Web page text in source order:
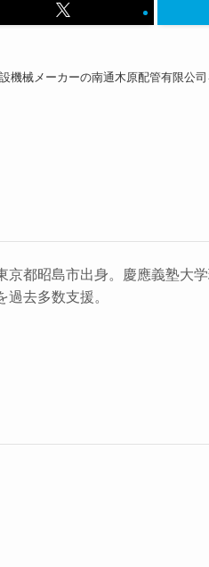
機械メーカーの南通木原配管有限公
京都昭島市出身。慶應義塾大
過去多数支援。